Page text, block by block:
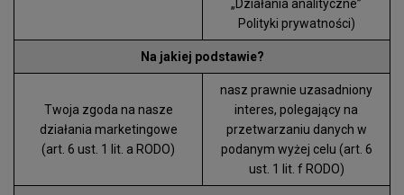
„Działania analityczne”
Polityki prywatności)
Na jakiej podstawie?
Twoja zgoda na nasze
działania marketingowe
(art. 6 ust. 1 lit. a RODO)
nasz prawnie uzasadniony
interes, polegający na
przetwarzaniu danych w
podanym wyżej celu (art. 6
ust. 1 lit. f RODO)